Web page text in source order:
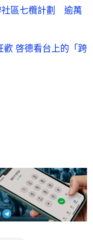
社區七欖計劃 逾萬
歡 啓德看台上的「跨